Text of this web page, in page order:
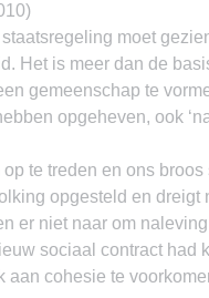
moet
Het is meer dan de
gemeenschap te
opgeheven, ook
te treden en ons broos
opgesteld en dreigt
er niet naar om
sociaal contract had
aan cohesie te